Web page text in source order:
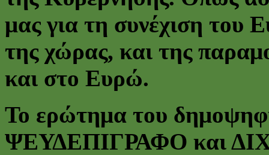
μας για τη συνέχιση του
της χώρας, και της
και στο Ευρώ.
Το ερώτημα του
ΨΕΥΔΕΠΙΓΡΑΦΟ και